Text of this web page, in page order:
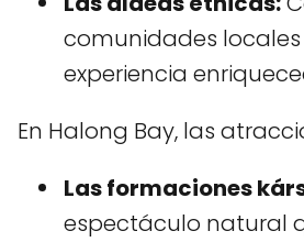
comunidades locales
experiencia
En Halong Bay, las
Las formaciones
espectáculo natural